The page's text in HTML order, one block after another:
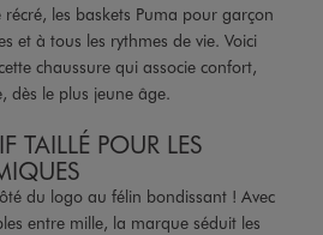
les baskets Puma pour garçon
et à tous les rythmes de vie. Voici
chaussure qui associe confort,
dès le plus jeune âge.
TAILLÉ POUR LES
du logo au félin bondissant ! Avec
entre mille, la marque séduit les